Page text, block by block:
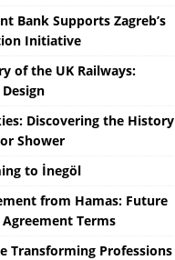
Bank Supports Zagreb’s
Initiative
of the UK Railways:
Design
Discovering the History
Shower
to İnegöl
from Hamas: Future
Terms
Transforming Professions